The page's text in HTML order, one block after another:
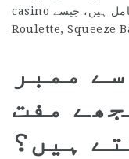
casino میں مختلف مقبول گیمز شامل ہیں، جیسے Mega
ممبر
مفت
ہیں؟